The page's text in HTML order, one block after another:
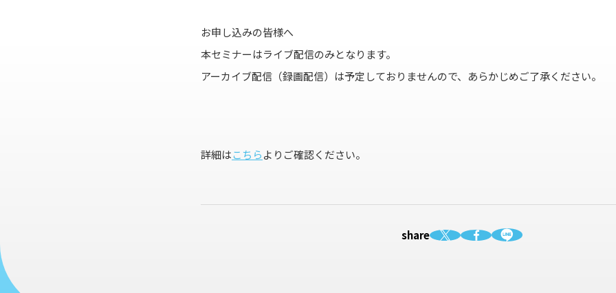
お申し込みの皆様へ
本セミナーはライブ配信のみとなります。
アーカイブ配信（録画配信）は予定しておりませんので、あらかじめご了承ください。
詳細はこちらよりご確認ください。
share